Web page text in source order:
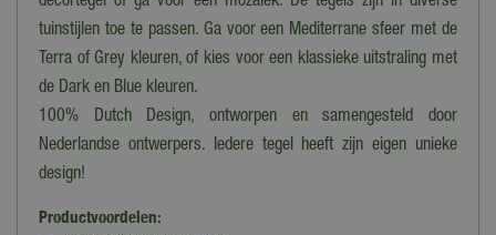
tuinstijlen toe te passen. Ga voor een Mediterrane sfeer met de
Terra of Grey kleuren, of kies voor een klassieke uitstraling met
de Dark en Blue kleuren.
100% Dutch Design, ontworpen en samengesteld door
Nederlandse ontwerpers. Iedere tegel heeft zijn eigen unieke
design!
Productvoordelen: